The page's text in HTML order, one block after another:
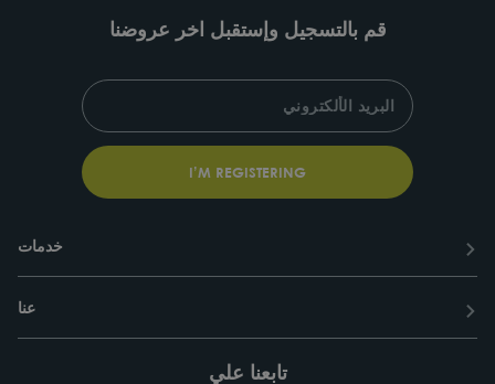
قم بالتسجيل وإستقبل اخر عروضنا
SUBSCRIBE
I’M REGISTERING
خدمات
عنا
تابعنا علي